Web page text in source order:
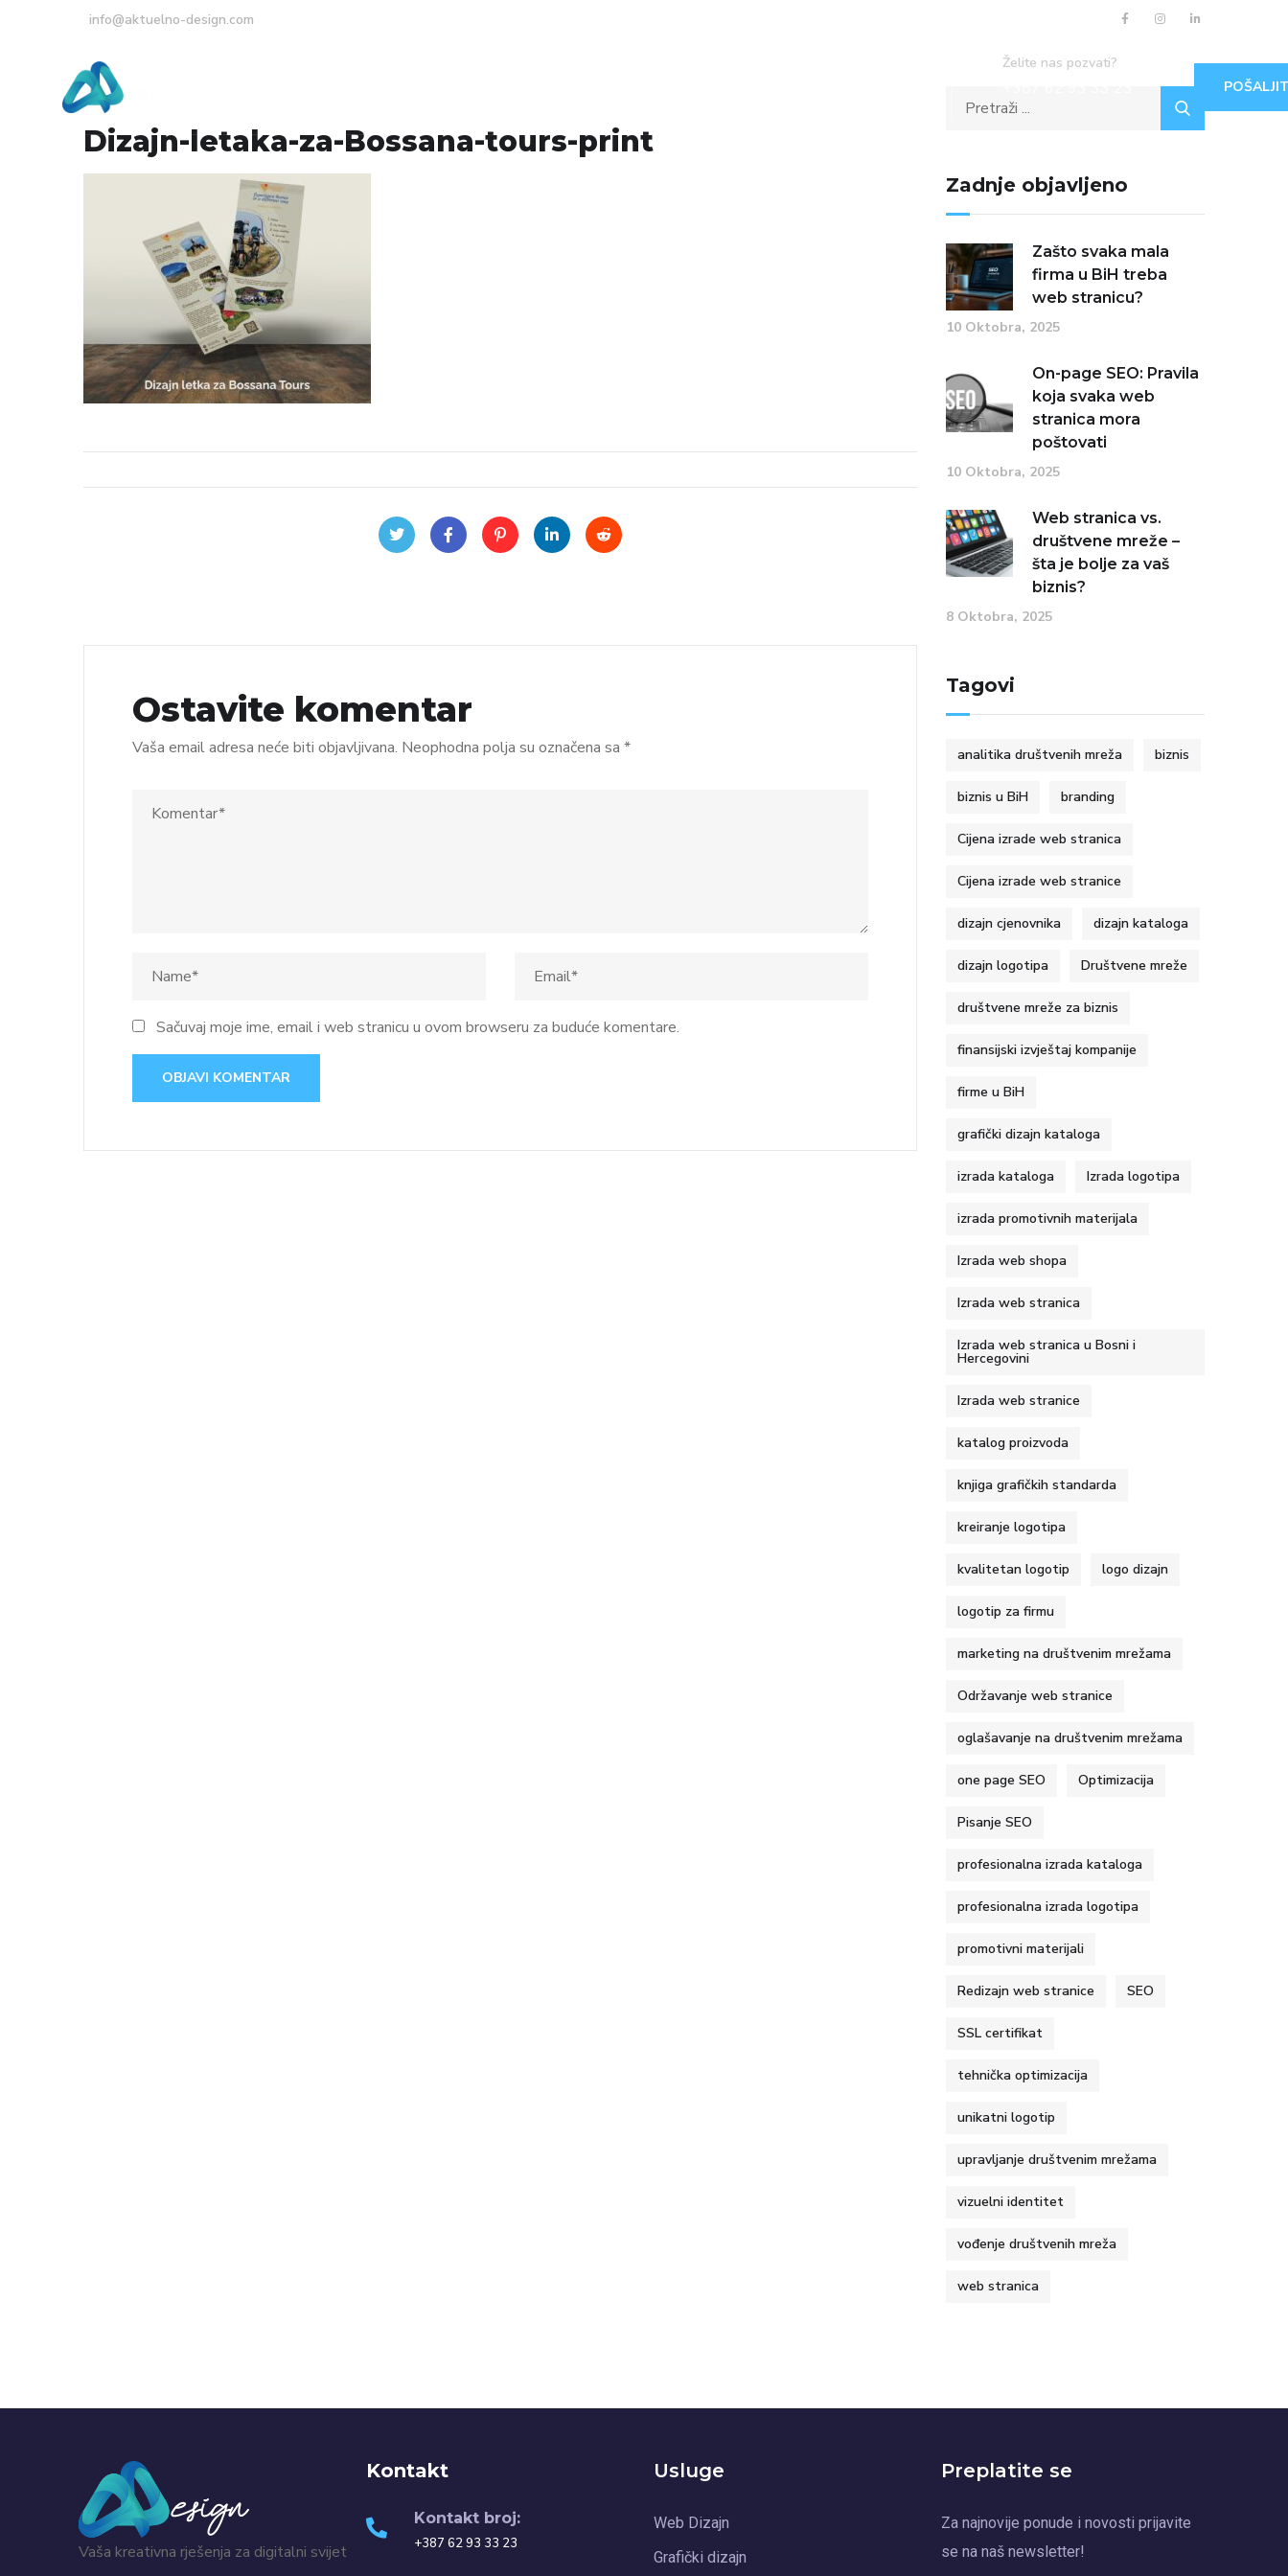
info@aktuelno-design.com
Želite nas pozvati?
Dizajn-letaka-za-Bossana-tours-print
Ostavite komentar
Vaša email adresa neće biti objavljivana. Neophodna polja su označena sa *
Sačuvaj moje ime, email i web stranicu u ovom browseru za buduće komentare.
Zadnje objavljeno
Zašto svaka mala
firma u BiH treba
web stranicu?
10 Oktobra, 2025
On-page SEO: Pravila
koja svaka web
stranica mora
poštovati
10 Oktobra, 2025
Web stranica vs.
društvene mreže –
šta je bolje za vaš
biznis?
8 Oktobra, 2025
Tagovi
analitika društvenih mreža biznis
biznis u BiH branding
Cijena izrade web stranica
Cijena izrade web stranice
dizajn cjenovnika dizajn kataloga
dizajn logotipa Društvene mreže
društvene mreže za biznis
finansijski izvještaj kompanije
firme u BiH
grafički dizajn kataloga
izrada kataloga Izrada logotipa
izrada promotivnih materijala
Izrada web shopa
Izrada web stranica
Izrada web stranica u Bosni i
Hercegovini
Izrada web stranice
katalog proizvoda
knjiga grafičkih standarda
kreiranje logotipa
kvalitetan logotip logo dizajn
logotip za firmu
marketing na društvenim mrežama
Održavanje web stranice
oglašavanje na društvenim mrežama
one page SEO Optimizacija
Pisanje SEO
profesionalna izrada kataloga
profesionalna izrada logotipa
promotivni materijali
Redizajn web stranice SEO
SSL certifikat
tehnička optimizacija
unikatni logotip
upravljanje društvenim mrežama
vizuelni identitet
vođenje društvenih mreža
web stranica
Vaša kreativna rješenja za digitalni svijet
Kontakt
Kontakt broj:
+387 62 93 33 23
Usluge
Web Dizajn
Grafički dizajn
Preplatite se
Za najnovije ponude i novosti prijavite
se na naš newsletter!